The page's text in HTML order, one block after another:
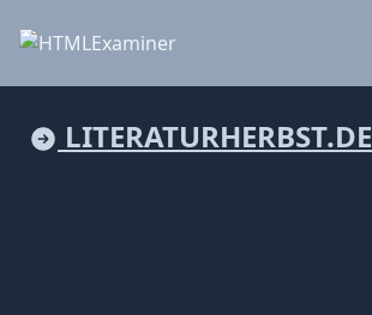
LITERATURHERBST.DE